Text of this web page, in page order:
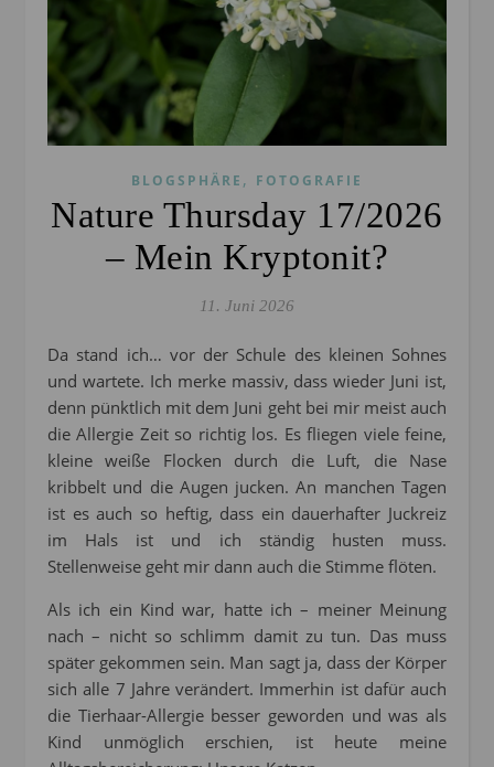
BLOGSPHÄRE , FOTOGRAFIE
Nature Thursday 17/2026
– Mein Kryptonit?
11. Juni 2026
Da stand ich… vor der Schule des kleinen Sohnes
und wartete. Ich merke massiv, dass wieder Juni ist,
denn pünktlich mit dem Juni geht bei mir meist auch
die Allergie Zeit so richtig los. Es fliegen viele feine,
kleine weiße Flocken durch die Luft, die Nase
kribbelt und die Augen jucken. An manchen Tagen
ist es auch so heftig, dass ein dauerhafter Juckreiz
im Hals ist und ich ständig husten muss.
Stellenweise geht mir dann auch die Stimme flöten.
Als ich ein Kind war, hatte ich – meiner Meinung
nach – nicht so schlimm damit zu tun. Das muss
später gekommen sein. Man sagt ja, dass der Körper
sich alle 7 Jahre verändert. Immerhin ist dafür auch
die Tierhaar-Allergie besser geworden und was als
Kind unmöglich erschien, ist heute meine